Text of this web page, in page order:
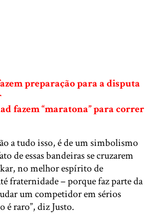
preparação para a disputa
fazem “maratona” para correr
a tudo isso, é de um simbolismo
de essas bandeiras se cruzarem
no melhor espírito de
fraternidade – porque faz parte da
um competidor em sérios
é raro”, diz Justo.